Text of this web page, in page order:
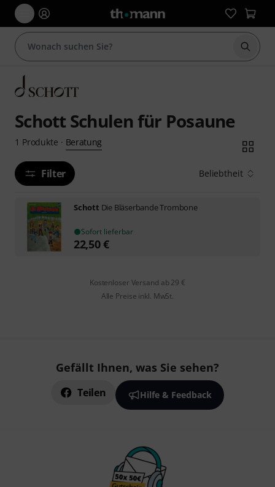
Suche
Schott Schulen für Posaune
1 Produkte · Beratung
Filter Beliebtheit
Schott Die Bläserbande Trombone
Sofort lieferbar
22,50€
Kostenloser Versand ab 29 €
Alle Preise inkl. MwSt.
Gefällt Ihnen, was Sie sehen?
Teilen Hilfe & Feedback